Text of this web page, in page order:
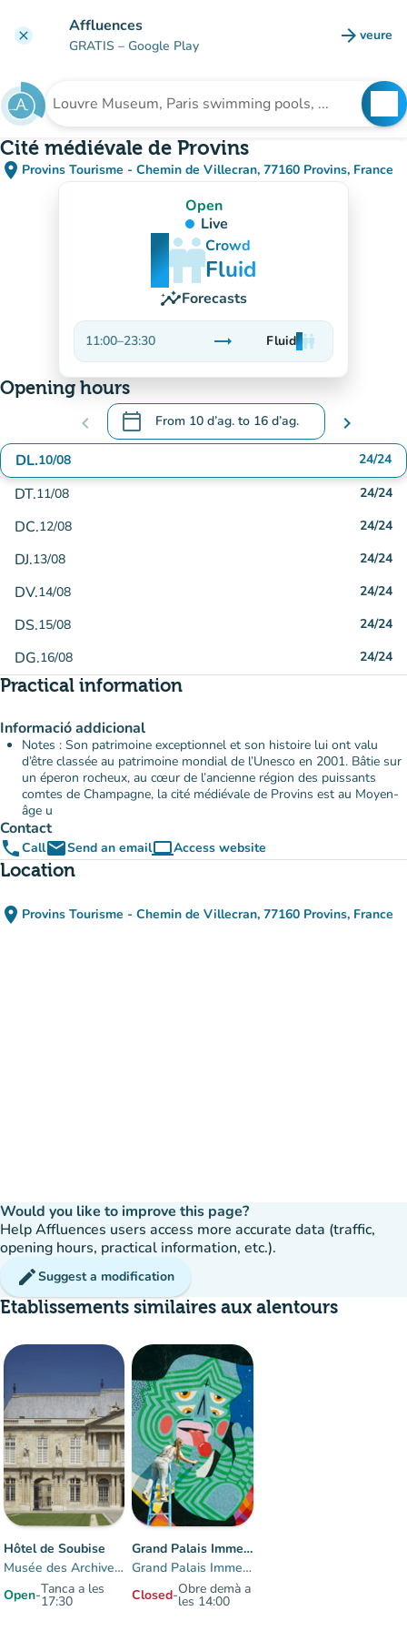
clear Affluences
GRATIS – Google Play arrow_forward veure
(new
Search for an institution
Cité médiévale de Provins
place Provins Tourisme - Chemin de Villecran, 77160 Provins, France
(open in Google Maps)
(new tab)
Open
Live
man
man
manCrowd
Fluid
insightsForecasts
11:00–23:30 trending_flat
Stable
Fluidman
man
man
Opening hours
chevron_left calendar_today From 10 d’ag. to 16 d’ag.
.Open the calendar to change dates
chevron_right
DL.10/08 24/24
DT.11/08 24/24
DC.12/08 24/24
DJ.13/08 24/24
DV.14/08 24/24
DS.15/08 24/24
DG.16/08 24/24
Practical information
Informació addicional
Notes : Son patrimoine exceptionnel et son histoire lui ont valu
d’être classée au patrimoine mondial de l’Unesco en 2001. Bâtie sur
un éperon rocheux, au cœur de l’ancienne région des puissants
comtes de Champagne, la cité médiévale de Provins est au Moyen-
âge u
Contact
phoneCallemailSend an emailcomputerAccess website
(new tab)
Location
place Provins Tourisme - Chemin de Villecran, 77160 Provins, France
(open in Google Maps)
(new tab)
Would you like to improve this page?
Help Affluences users access more accurate data (traffic,
opening hours, practical information, etc.).
editSuggest a modification
Etablissements similaires aux alentours
Hôtel de Soubise
Musée des Archives nationales
Open-Tanca a les
17:30
Grand Palais Immersif
Grand Palais Immersif
Closed-Obre demà a
les 14:00